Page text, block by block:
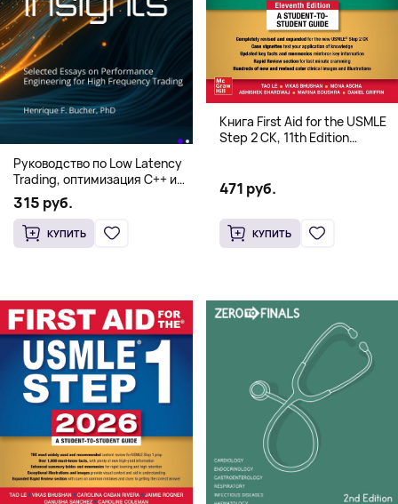
Руководство по Low Latency
Trading, оптимизация C++ и
системная архитектура для
HFT
315 руб.
КУПИТЬ
Книга First Aid for the USMLE
Step 2 CK, 11th Edition
471 руб.
КУПИТЬ